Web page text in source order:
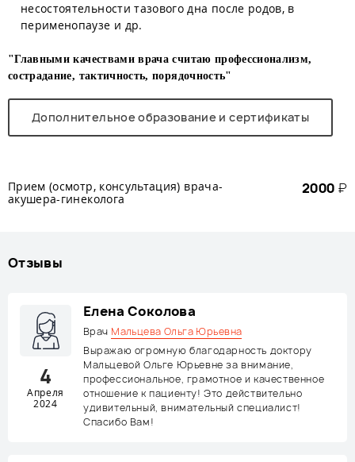
несостоятельности тазового дна после родов, в
перименопаузе и др.
"Главными качествами врача считаю профессионализм,
сострадание, тактичность, порядочность"
Дополнительное образование и сертификаты
Прием (осмотр, консультация) врача-
акушера-гинеколога
2000 ₽
Отзывы
4
Апреля
2024
Елена Соколова
Врач Мальцева Ольга Юрьевна
Выражаю огромную благодарность доктору
Мальцевой Ольге Юрьевне за внимание,
профессиональное, грамотное и качественное
отношение к пациенту! Это действительно
удивительный, внимательный специалист!
Спасибо Вам!